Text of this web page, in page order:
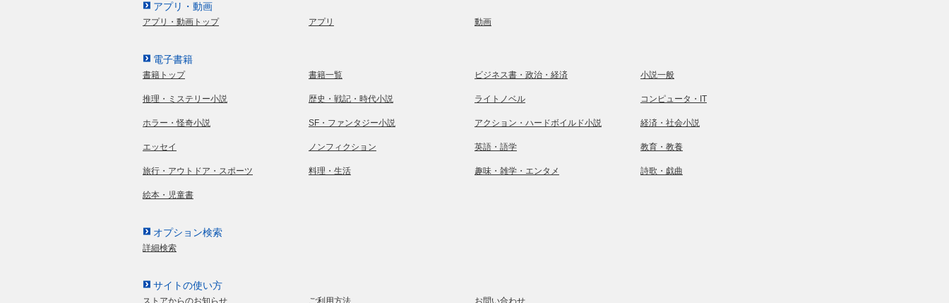
アプリ・動画
アプリ・動画トップ アプリ 動画
電子書籍
書籍トップ 書籍一覧 ビジネス書・政治・経済 小説一般
推理・ミステリー小説 歴史・戦記・時代小説 ライトノベル コンピュータ・IT
ホラー・怪奇小説 SF・ファンタジー小説 アクション・ハードボイルド小説 経済・社会小説
エッセイ ノンフィクション 英語・語学 教育・教養
旅行・アウトドア・スポーツ 料理・生活 趣味・雑学・エンタメ 詩歌・戯曲
絵本・児童書
オプション検索
詳細検索
サイトの使い方
ストアからのお知らせ ご利用方法 お問い合わせ